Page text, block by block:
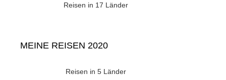
Reisen in 17 Länder
MEINE REISEN 2020
Reisen in 5 Länder